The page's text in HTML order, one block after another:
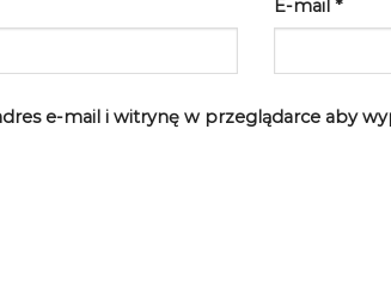
E-mail *
e-mail i witrynę w przeglądarce aby